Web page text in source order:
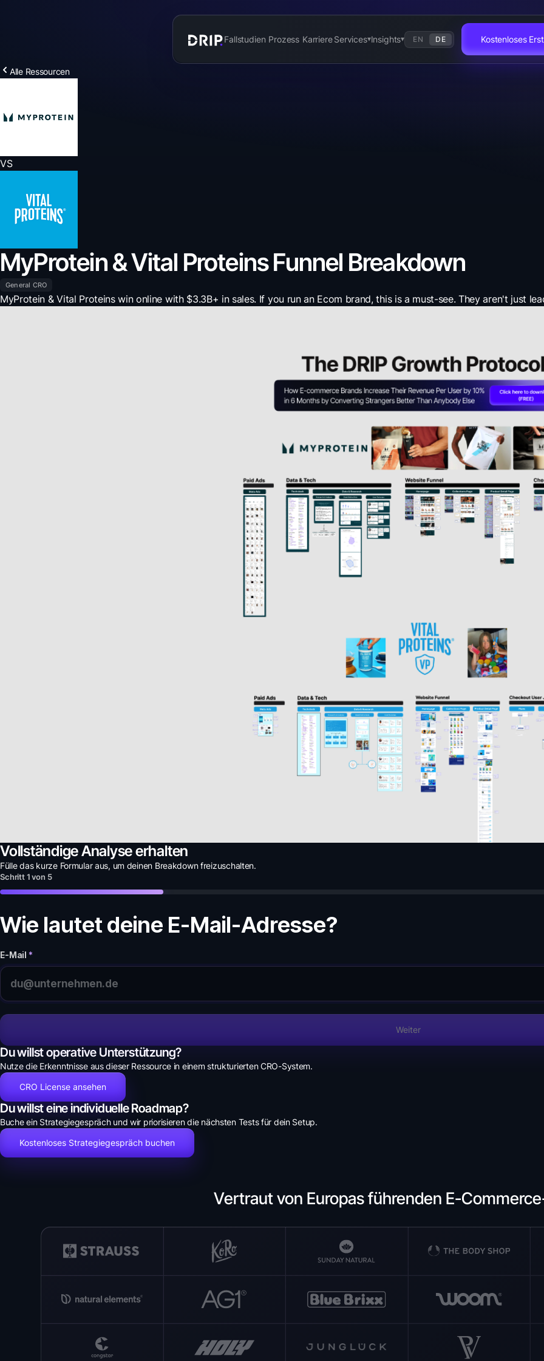
Fallstudien Prozess KarriereServices▾Insights▾ EN DE Kostenloses
Alle Ressourcen
VS
MyProtein & Vital Proteins Funnel Breakdown
General CRO
MyProtein & Vital Proteins win online with $3.3B+ in sales. If you run an Ecom brand, this is a must-see. They aren't just
Vollständige Analyse erhalten
Fülle das kurze Formular aus, um deinen Breakdownfreizuschalten.
Schritt1 von 5
Wie lautet deine E-Mail-Adresse?
E-Mail *
Weiter
Du willst operative Unterstützung?
Nutze die Erkenntnisse aus dieser Ressource in einem strukturierten CRO-System.
CRO License ansehen
Du willst eine individuelle Roadmap?
Buche ein Strategiegespräch und wir priorisieren die nächsten Tests für dein Setup.
Kostenloses Strategiegespräch buchen
Vertraut von Europas führenden E-